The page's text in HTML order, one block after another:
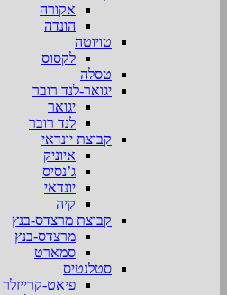
אקורה
הונדה
טויוטה
לקסוס
טסלה
יגואר-לנד רובר
יגואר
לנד רובר
קבוצת יונדאי
איוניק
ג’נסיס
יונדאי
קיה
קבוצת מרצדס-בנץ
מרצדס-בנץ
סמארט
סטלנטיס
פיאט-קרייזלר